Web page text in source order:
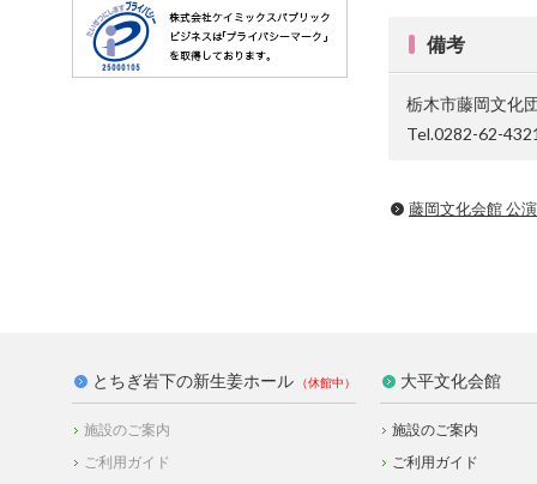
備考
栃木市藤岡文化
Tel.0282-62-
藤岡文化会館 公
とちぎ岩下の新生姜ホール
施設のご案内
ご利用ガイド
大平文化会館
施設のご案内
ご利用ガイド